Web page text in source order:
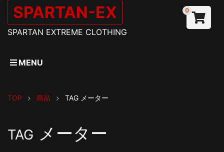
SPARTAN-EX
SPARTAN EXTREME CLOTHING
0
MENU
TOP 商品 TAG メーター
TAG メーター